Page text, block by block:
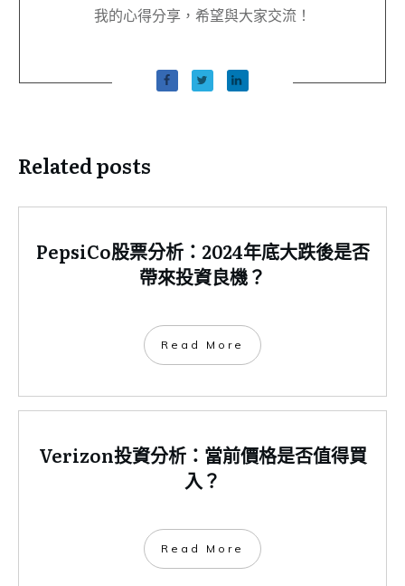
我的心得分享，希望與大家交流！
Related posts
PepsiCo股票分析：2024年底大跌後是否
帶來投資良機？
​Read More
Verizon投資分析：當前價格是否值得買
入？
​Read More